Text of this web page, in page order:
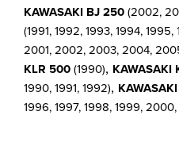
KAWASAKI BJ 250(2002,
(1991, 1992, 1993, 1994,
2001, 2002, 2003, 2004,
KLR 500(1990), KAWASAKI
1990, 1991, 1992),
1996, 1997, 1998, 1999,